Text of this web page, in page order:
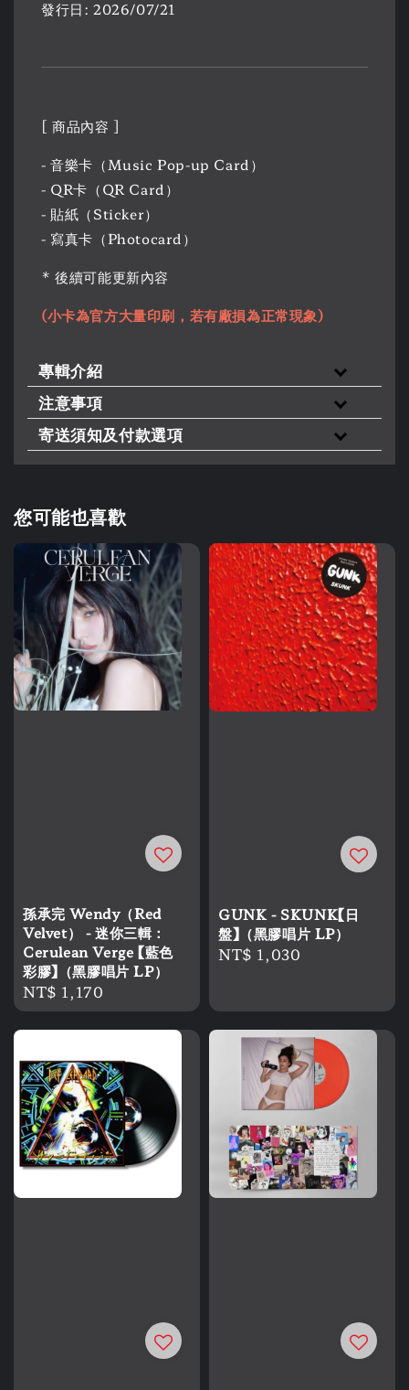
發行日: 2026/07/21
[ 商品內容 ]
- 音樂卡（Music Pop-up Card）
- QR卡（QR Card）
- 貼紙（Sticker）
- 寫真卡（Photocard）
* 後續可能更新內容
(小卡為官方大量印刷，若有廠損為正常現象)
專輯介紹
注意事項
寄送須知及付款選項
您可能也喜歡
孫承完 Wendy（Red
Velvet） - 迷你三輯：
Cerulean Verge 【藍色
彩膠】（黑膠唱片 LP）
Regular
price
NT$ 1,170
GUNK - SKUNK【日
盤】（黑膠唱片 LP）
Regular
NT$ 1,030